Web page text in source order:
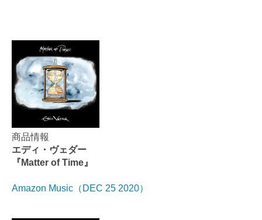
商品情報
エディ・ヴェダー
『Matter of Time』
Amazon Music（DEC 25 2020）